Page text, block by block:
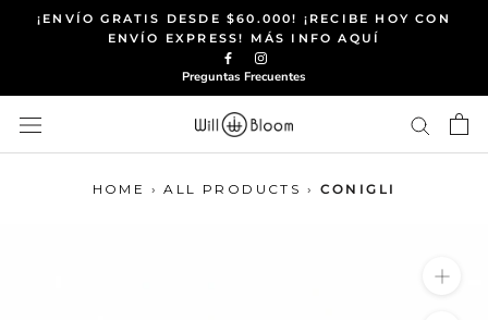
Saltar¡ENVÍO GRATIS DESDE $60.000! ¡RECIBE HOY CON
ENVÍO EXPRESS! MÁS INFO AQUÍ
Preguntas Frecuentes
HOME › ALL PRODUCTS › CONIGLI